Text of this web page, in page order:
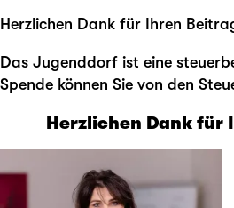
Herzlichen Dank für Ihren
Das Jugenddorf ist eine
Spende können Sie von den
Herzlichen Dank für